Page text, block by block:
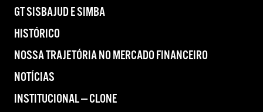
GT SISBAJUD E SIMBA
HISTÓRICO
NOSSA TRAJETÓRIA NO MERCADO FINANCEIRO
NOTÍCIAS
INSTITUCIONAL — CLONE